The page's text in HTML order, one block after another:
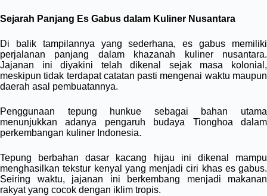
Sejarah Panjang Es Gabus dalam Kuliner Nusantara
Di balik tampilannya yang sederhana, es gabus memiliki
perjalanan panjang dalam khazanah kuliner nusantara.
Jajanan ini diyakini telah dikenal sejak masa kolonial,
meskipun tidak terdapat catatan pasti mengenai waktu maupun
daerah asal pembuatannya.
Penggunaan tepung hunkue sebagai bahan utama
menunjukkan adanya pengaruh budaya Tionghoa dalam
perkembangan kuliner Indonesia.
Tepung berbahan dasar kacang hijau ini dikenal mampu
menghasilkan tekstur kenyal yang menjadi ciri khas es gabus.
Seiring waktu, jajanan ini berkembang menjadi makanan
rakyat yang cocok dengan iklim tropis.